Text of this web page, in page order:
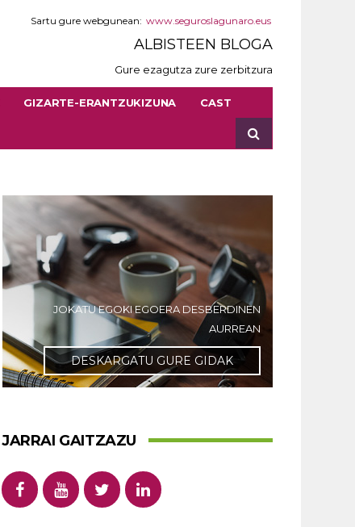
Sartu gure webgunean: www.seguroslagunaro.eus
ALBISTEEN BLOGA
Gure ezagutza zure zerbitzura
GIZARTE-ERANTZUKIZUNA CAST
JOKATU EGOKI EGOERA DESBERDINEN
AURREAN
DESKARGATU GURE GIDAK
JARRAI GAITZAZU